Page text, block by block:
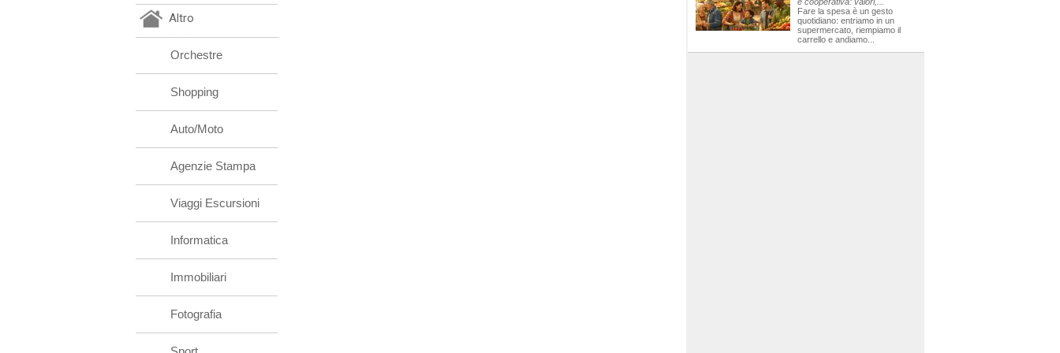
Altro
Orchestre
Shopping
Auto/Moto
Agenzie Stampa
Viaggi Escursioni
Informatica
Immobiliari
Fotografia
Fare la spesa è un gesto
quotidiano: entriamo in un
supermercato, riempiamo il
carrello e andiamo...